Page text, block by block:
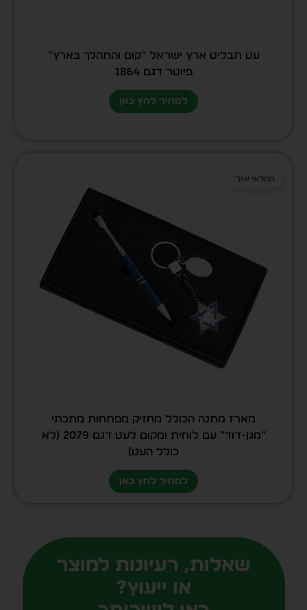
עט תבליט ארץ ישראל “קום והתהלך בארץ”
פיוטר דגם 1864
למחיר לחץ כאן
המלאי אזל
מארז מתנה הכולל מחזיק מפתחות מתכתי
“מגן-דוד” עם לוחית ומקום לעט דגם 2079 (לא
כולל העט)
למחיר לחץ כאן
שאלות, רעיונות למוצר
או ייעוץ?